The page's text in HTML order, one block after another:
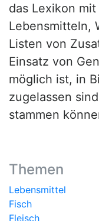
das Lexikon
Lebensmitteln,
Listen von
Einsatz von
möglich ist, in
zugelassen
stammen
Themen
Lebensmittel
Fisch
Fleisch